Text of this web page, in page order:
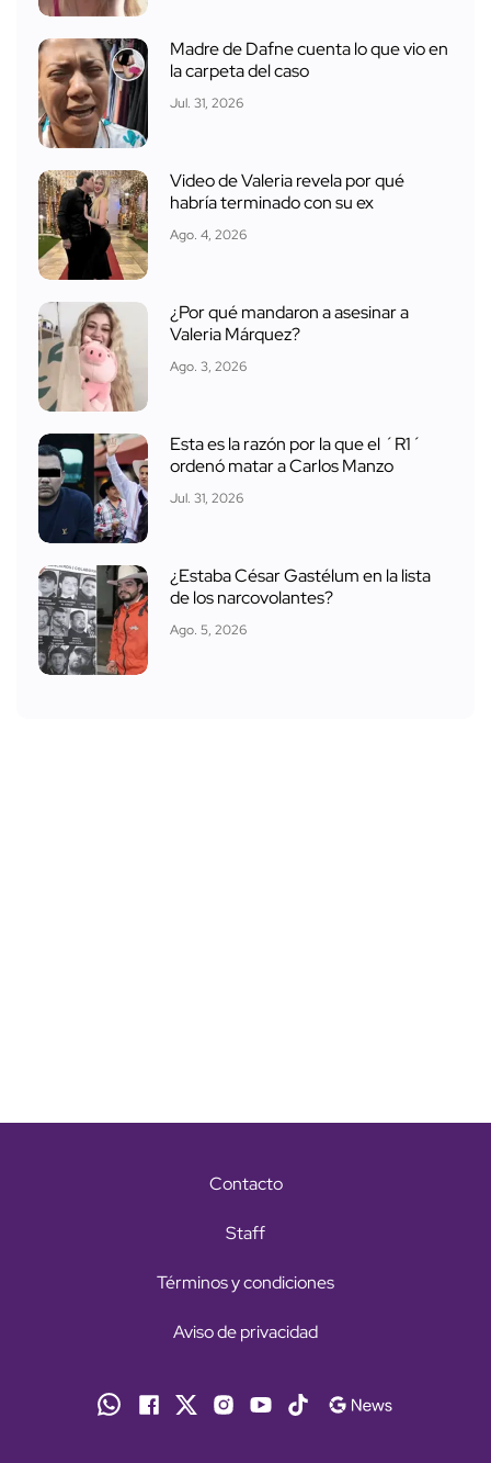
Madre de Dafne cuenta lo que vio en
la carpeta del caso
Jul. 31, 2026
Video de Valeria revela por qué
habría terminado con su ex
Ago. 4, 2026
¿Por qué mandaron a asesinar a
Valeria Márquez?
Ago. 3, 2026
Esta es la razón por la que el ´R1´
ordenó matar a Carlos Manzo
Jul. 31, 2026
¿Estaba César Gastélum en la lista
de los narcovolantes?
Ago. 5, 2026
Contacto
Staff
Términos y condiciones
Aviso de privacidad